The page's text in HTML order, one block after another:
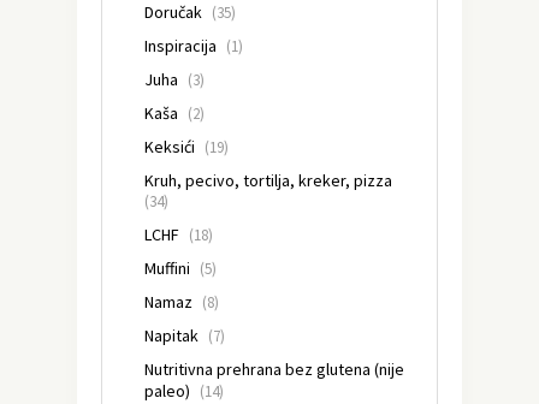
Doručak (35)
Inspiracija (1)
Juha (3)
Kaša (2)
Keksići (19)
Kruh, pecivo, tortilja, kreker, pizza
(34)
LCHF (18)
Muffini (5)
Namaz (8)
Napitak (7)
Nutritivna prehrana bez glutena (nije
paleo) (14)